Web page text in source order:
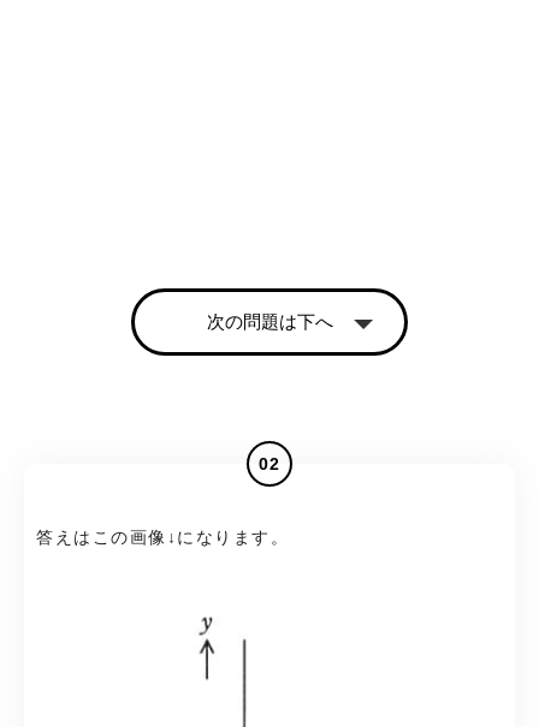
次の問題は下へ
02
答えはこの画像↓になります。